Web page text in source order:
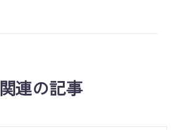
関連の記事